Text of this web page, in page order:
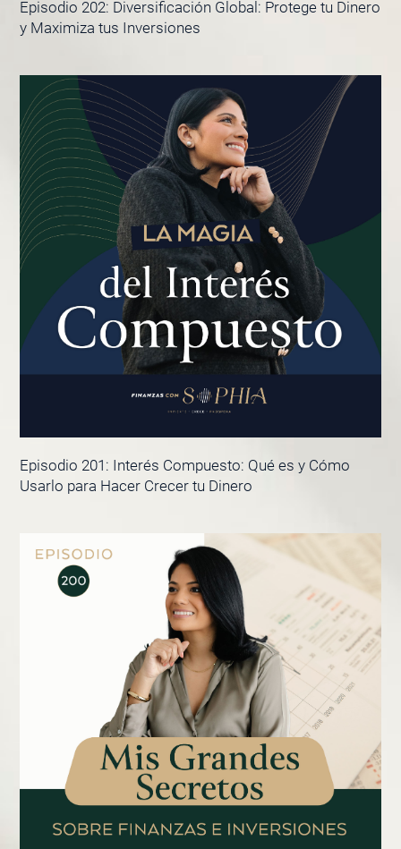
Episodio 202: Diversificación Global: Protege tu Dinero
y Maximiza tus Inversiones
Episodio 201: Interés Compuesto: Qué es y Cómo
Usarlo para Hacer Crecer tu Dinero